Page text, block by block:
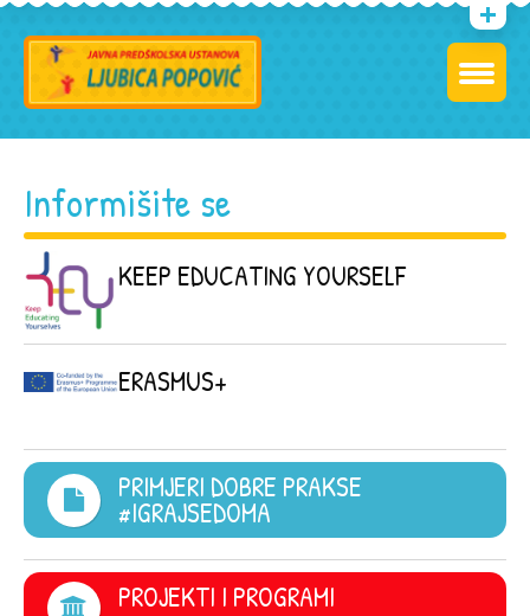
Informišite se
KEEP EDUCATING YOURSELF
ERASMUS+
PRIMJERI DOBRE PRAKSE
#IGRAJSEDOMA
PROJEKTI I PROGRAMI